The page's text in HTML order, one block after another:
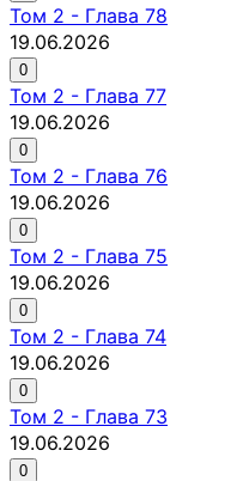
Том 2 - Глава 78
19.06.2026
0
Том 2 - Глава 77
19.06.2026
0
Том 2 - Глава 76
19.06.2026
0
Том 2 - Глава 75
19.06.2026
0
Том 2 - Глава 74
19.06.2026
0
Том 2 - Глава 73
19.06.2026
0